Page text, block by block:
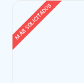
MÁS SOLICITADOS